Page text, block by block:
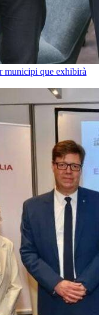
municipi que exhibirà